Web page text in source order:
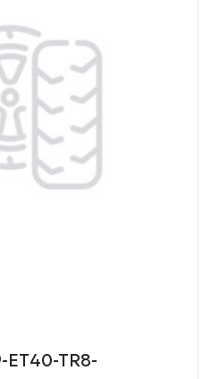
ET40-TR8-